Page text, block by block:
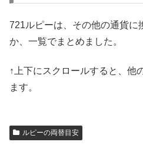
721ルピーは、その他の通貨に
か、一覧でまとめました。
↑上下にスクロールすると、他
ます。
ルピーの両替目安